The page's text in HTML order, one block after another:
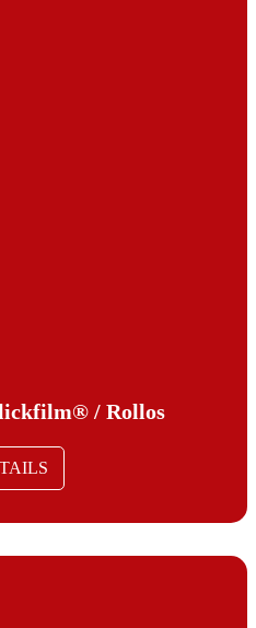
/ Rollos